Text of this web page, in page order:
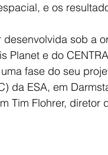
e os
sob a
Planet e do
fase do seu
da ESA, em
Tim Flohrer,